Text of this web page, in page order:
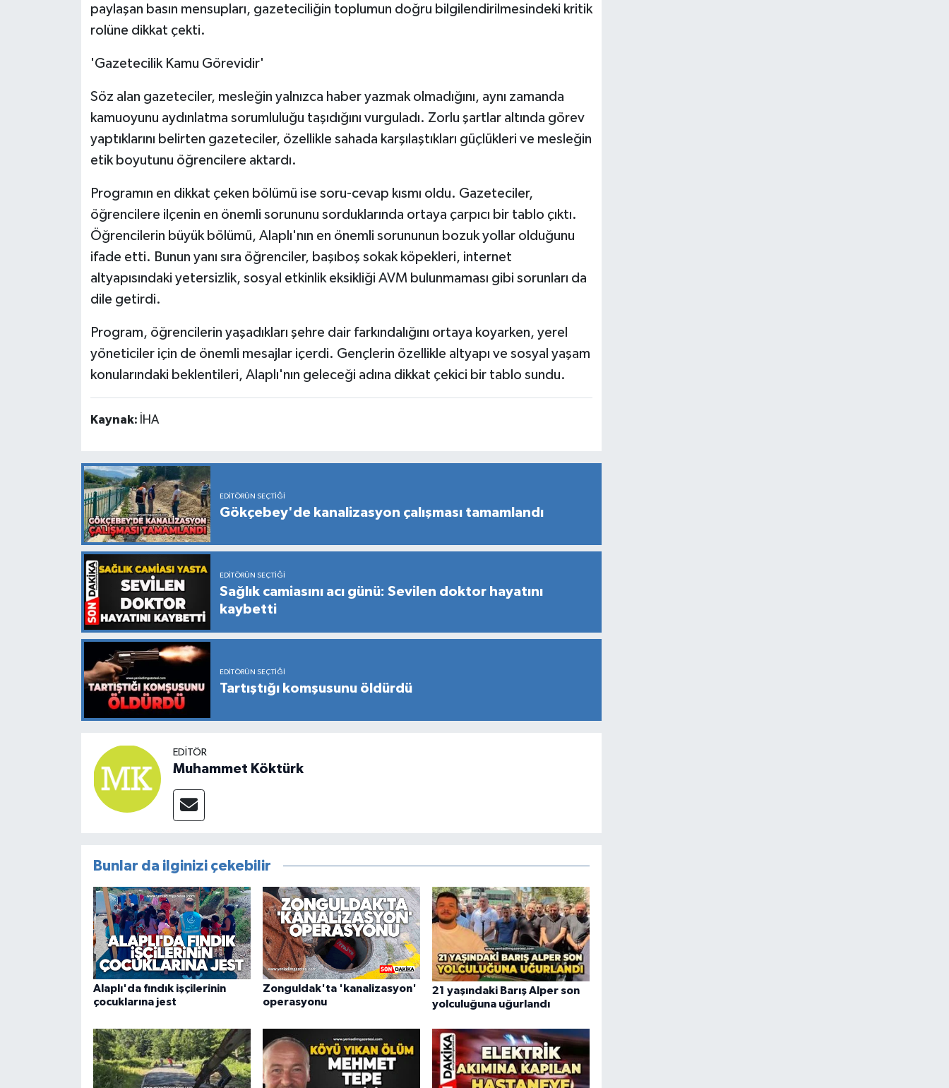
paylaşan basın mensupları, gazeteciliğin toplumun doğru bilgilendirilmesindeki kritik
rolüne dikkat çekti.
'Gazetecilik Kamu Görevidir'
Söz alan gazeteciler, mesleğin yalnızca haber yazmak olmadığını, aynı zamanda
kamuoyunu aydınlatma sorumluluğu taşıdığını vurguladı. Zorlu şartlar altında görev
yaptıklarını belirten gazeteciler, özellikle sahada karşılaştıkları güçlükleri ve mesleğin
etik boyutunu öğrencilere aktardı.
Programın en dikkat çeken bölümü ise soru-cevap kısmı oldu. Gazeteciler,
öğrencilere ilçenin en önemli sorununu sorduklarında ortaya çarpıcı bir tablo çıktı.
Öğrencilerin büyük bölümü, Alaplı'nın en önemli sorununun bozuk yollar olduğunu
ifade etti. Bunun yanı sıra öğrenciler, başıboş sokak köpekleri, internet
altyapısındaki yetersizlik, sosyal etkinlik eksikliği AVM bulunmaması gibi sorunları da
dile getirdi.
Program, öğrencilerin yaşadıkları şehre dair farkındalığını ortaya koyarken, yerel
yöneticiler için de önemli mesajlar içerdi. Gençlerin özellikle altyapı ve sosyal yaşam
konularındaki beklentileri, Alaplı'nın geleceği adına dikkat çekici bir tablo sundu.
Kaynak: İHA
EDITÖRÜN SEÇTIĞI
Gökçebey'de kanalizasyon çalışması tamamlandı
EDITÖRÜN SEÇTIĞI
Sağlık camiasını acı günü: Sevilen doktor hayatını
kaybetti
EDITÖRÜN SEÇTIĞI
Tartıştığı komşusunu öldürdü
EDITÖR
Muhammet Köktürk
Bunlar da ilginizi çekebilir
Alaplı'da fındık işçilerinin
çocuklarına jest
Zonguldak'ta 'kanalizasyon'
operasyonu
21 yaşındaki Barış Alper son
yolculuğuna uğurlandı